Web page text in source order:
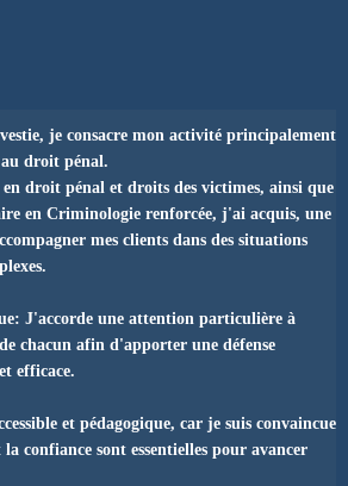
je consacre mon activité principalement
droit pénal.
droit pénal et droits des victimes, ainsi que
en Criminologie renforcée, j'ai acquis, une
mes clients dans des situations
J'accorde une attention particulière à
chacun afin d'apporter une défense
efficace.
et pédagogique, car je suis convaincue
confiance sont essentielles pour avancer